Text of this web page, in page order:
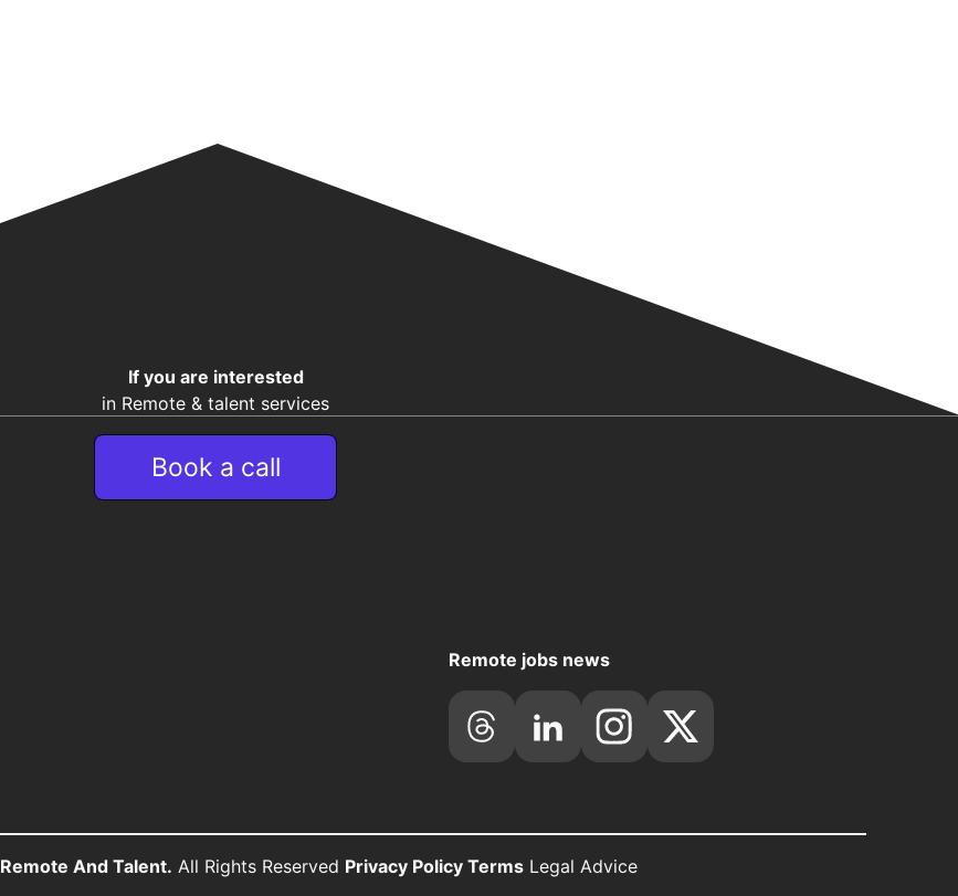
If you are interested
in Remote & talent services
Book a call
Remote jobs news
Remote And Talent. All Rights Reserved Privacy Policy Terms Legal Advice